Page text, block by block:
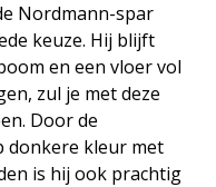
Nordmann-spar
keuze. Hij blijft
en een vloer vol
zul je met deze
Door de
donkere kleur met
is hij ook prachtig